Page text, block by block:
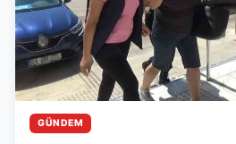
GÜNDEM